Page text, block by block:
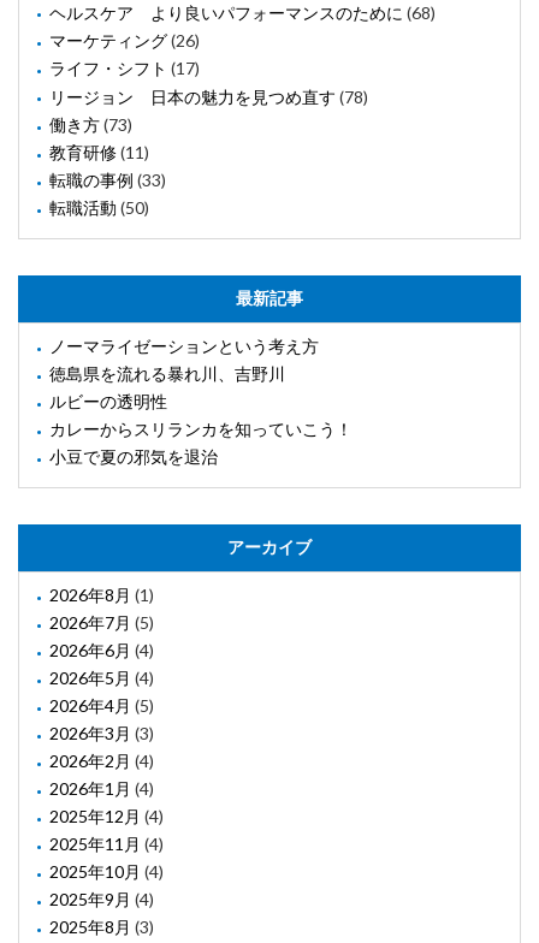
ヘルスケア より良いパフォーマンスのために (68)
マーケティング(26)
ライフ・シフト (17)
リージョン 日本の魅力を見つめ直す (78)
働き方(73)
教育研修(11)
転職の事例 (33)
転職活動 (50)
最新記事
ノーマライゼーションという考え方
徳島県を流れる暴れ川、吉野川
ルビーの透明性
カレーからスリランカを知っていこう！
小豆で夏の邪気を退治
アーカイブ
2026年8月 (1)
2026年7月 (5)
2026年6月 (4)
2026年5月 (4)
2026年4月 (5)
2026年3月 (3)
2026年2月 (4)
2026年1月 (4)
2025年12月 (4)
2025年11月 (4)
2025年10月 (4)
2025年9月 (4)
2025年8月 (3)